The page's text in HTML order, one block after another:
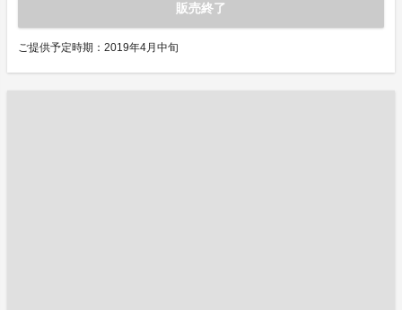
販売終了
ご提供予定時期：2019年4月中旬